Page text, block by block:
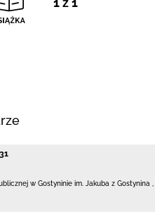
w Gostyninie im. Jakuba z Gostynina